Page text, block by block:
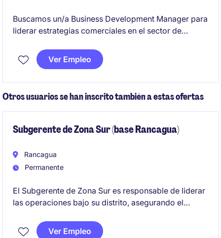
Buscamos un/a Business Development Manager para
liderar estrategias comerciales en el sector de
maximizar oportunidades de negocio y fortalecer la
presencia de la empresa en el mercado.
Ver Empleo
Otros usuarios se han inscrito también a estas ofertas
Subgerente de Zona Sur (base Rancagua)
Rancagua
Permanente
El Subgerente de Zona Sur es responsable de liderar
las operaciones bajo su distrito, asegurando el
Se busca un perfil con experiencia en minería
Ver Empleo